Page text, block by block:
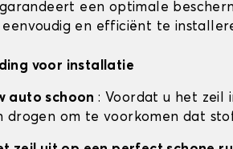
een optimale
en efficiënt te
voor installatie
auto schoon: Voordat u het zeil
drogen om te voorkomen dat